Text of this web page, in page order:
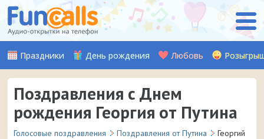
Праздники День рождения Любовь
Поздравления с Днем
рождения Георгия от Путина
Голосовые поздравления Поздравления от Путина Георгий